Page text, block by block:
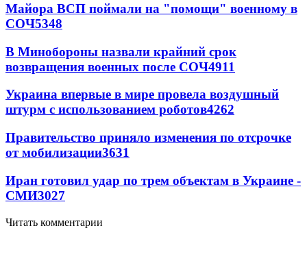
Майора ВСП поймали на "помощи" военному в
СОЧ5348
В Минобороны назвали крайний срок
возвращения военных после СОЧ4911
Украина впервые в мире провела воздушный
штурм с использованием роботов4262
Правительство приняло изменения по отсрочке
от мобилизации3631
Иран готовил удар по трем объектам в Украине -
СМИ3027
Читать комментарии